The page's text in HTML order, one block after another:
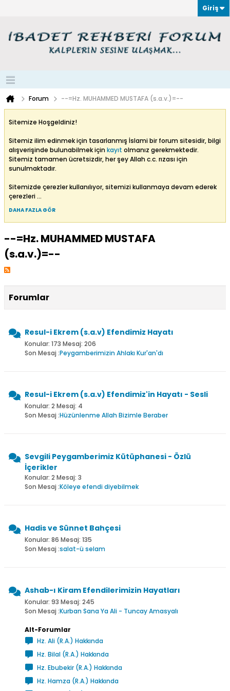
Giriş
Forum --=Hz. MUHAMMED MUSTAFA (s.a.v.)=--
Sitemize Hoşgeldiniz!
Sitemiz ilim edinmek için tasarlanmış İslami bir forum sitesidir, bilgi
alışverişinde bulunabilmek içinkayıt olmanız gerekmektedir.
Sitemiz tamamen ücretsizdir, her şey Allah c.c. rızası için
sunulmaktadır.
Sitemizde çerezler kullanılıyor, sitemizi kullanmaya devam ederek
çerezleri...
DAHA FAZLA GÖR
--=Hz. MUHAMMED MUSTAFA
(s.a.v.)=--
Forumlar
Resul-i Ekrem (s.a.v) Efendimiz Hayatı
Konular: 173 Mesaj: 206
Son Mesaj :Peygamberimizin Ahlakı Kur'an'dı
Resul-i Ekrem (s.a.v) Efendimiz'in Hayatı - Sesli
Konular: 2 Mesaj: 4
Son Mesaj :Hüzünlenme Allah Bizimle Beraber
Sevgili Peygamberimiz Kütüphanesi - Özlü
İçerikler
Konular: 2 Mesaj: 3
Son Mesaj :Köleye efendi diyebilmek
Hadis ve Sünnet Bahçesi
Konular: 86 Mesaj: 135
Son Mesaj :salat-ü selam
Ashab-ı Kiram Efendilerimizin Hayatları
Konular: 93 Mesaj: 245
Son Mesaj :Kurban Sana Ya Ali - Tuncay Amasyalı
Alt-Forumlar
Hz. Ali (R.A.) Hakkında
Hz. Bilal (R.A.) Hakkında
Hz. Ebubekir (R.A.) Hakkında
Hz. Hamza (R.A.) Hakkında